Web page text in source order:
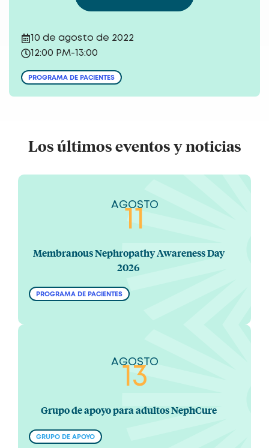
10 de agosto de 2022
12:00 PM-13:00
PROGRAMA DE PACIENTES
Los últimos eventos y noticias
Membranous Nephropathy Awareness Day
2026
PROGRAMA DE PACIENTES
AGOSTO
11
Grupo de apoyo para adultos NephCure
GRUPO DE APOYO
AGOSTO
13